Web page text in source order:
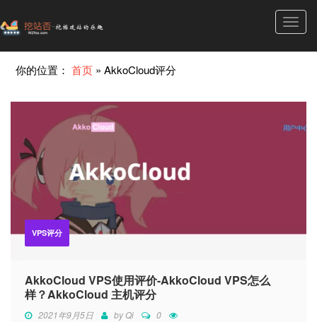
你的位置：首页 »AkkoCloud评分
VPS评分
AkkoCloud VPS使用评价-AkkoCloud VPS怎么
样？AkkoCloud 主机评分
2021年9月5日 byQi 0